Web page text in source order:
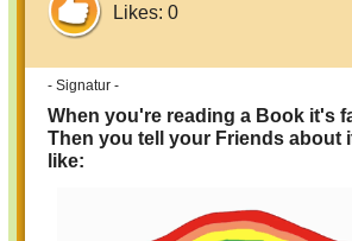
Likes: 0
- Signatur -
When you're reading a Book it's
Then you tell your Friends about
like: